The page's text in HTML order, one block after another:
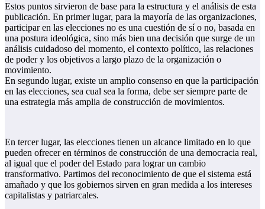
Estos puntos sirvieron de base para la estructura y el análisis de esta
publicación. En primer lugar, para la mayoría de las organizaciones,
participar en las elecciones no es una cuestión de sí o no, basada en
una postura ideológica, sino más bien una decisión que surge de un
análisis cuidadoso del momento, el contexto político, las relaciones
de poder y los objetivos a largo plazo de la organización o
movimiento.
En segundo lugar, existe un amplio consenso en que la participación
en las elecciones, sea cual sea la forma, debe ser siempre parte de
una estrategia más amplia de construcción de movimientos.
En tercer lugar, las elecciones tienen un alcance limitado en lo que
pueden ofrecer en términos de construcción de una democracia real,
al igual que el poder del Estado para lograr un cambio
transformativo. Partimos del reconocimiento de que el sistema está
amañado y que los gobiernos sirven en gran medida a los intereses
capitalistas y patriarcales.